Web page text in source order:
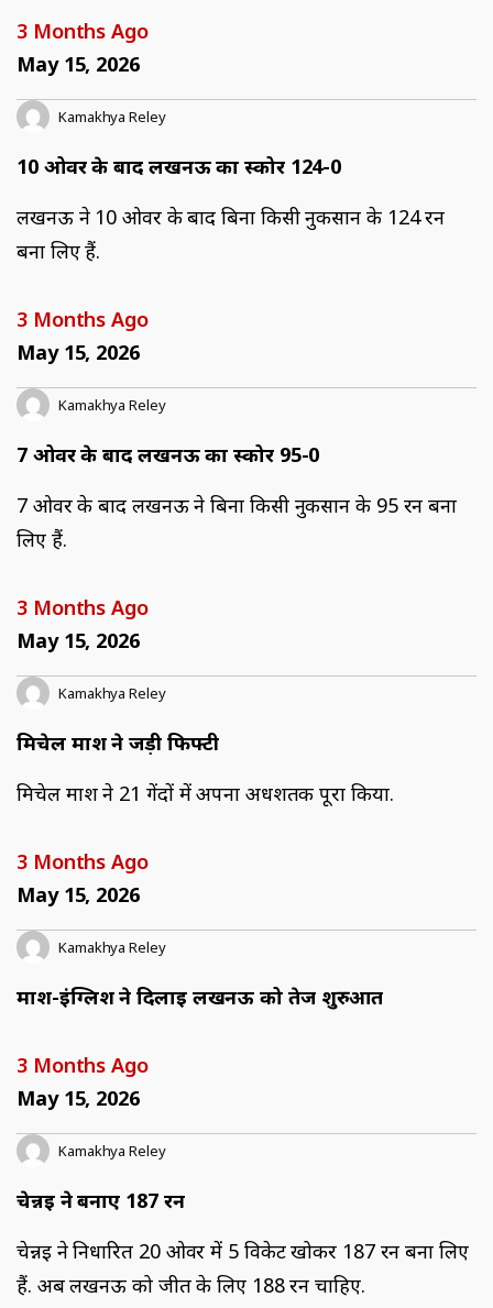
3 Months Ago
May 15, 2026
Kamakhya Reley
10 ओवर के बाद लखनऊ का स्कोर 124-0
लखनऊ ने 10 ओवर के बाद बिना किसी नुकसान के 124 रन
बना लिए हैं.
3 Months Ago
May 15, 2026
Kamakhya Reley
7 ओवर के बाद लखनऊ का स्कोर 95-0
7 ओवर के बाद लखनऊ ने बिना किसी नुकसान के 95 रन बना
लिए हैं.
3 Months Ago
May 15, 2026
Kamakhya Reley
मिचेल मार्श ने जड़ी फिफ्टी
मिचेल मार्श ने 21 गेंदों में अपना अर्धशतक पूरा किया.
3 Months Ago
May 15, 2026
Kamakhya Reley
मार्श-इंग्लिश ने दिलाई लखनऊ को तेज शुरुआत
3 Months Ago
May 15, 2026
Kamakhya Reley
चेन्नई ने बनाए 187 रन
चेन्नई ने निर्धारित 20 ओवर में 5 विकेट खोकर 187 रन बना लिए
हैं. अब लखनऊ को जीत के लिए 188 रन चाहिए.